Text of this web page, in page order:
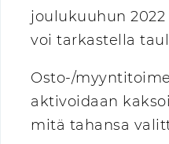
joulukuuhun
voi tarkastella
Osto-/
aktivoidaan
mitä tahansa